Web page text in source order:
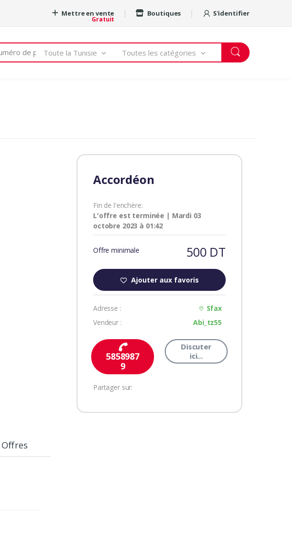
Mettre en vente
Gratuit
Boutiques S'identifier
Toute la Tunisie Toutes les catégories
Accordéon
Fin de l'enchère:
L'offre est terminée | Mardi 03
octobre 2023 à 01:42
Offre minimale 500 DT
Ajouter aux favoris
Adresse :
Sfax
Vendeur :
Abi_tz55
5858987
9
Discuter
ici...
Partager sur:
Offres